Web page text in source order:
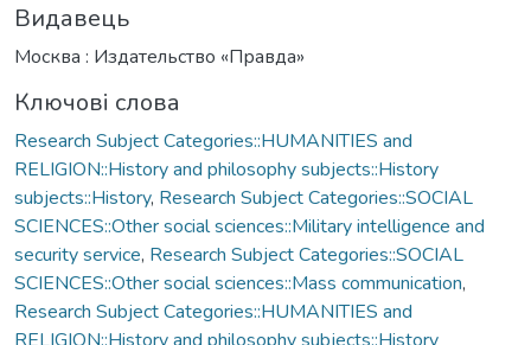
Видавець
Москва : Издательство «Правда»
Ключові слова
Research Subject Categories::HUMANITIES and
RELIGION::History and philosophy subjects::History
subjects::History, Research Subject Categories::SOCIAL
SCIENCES::Other social sciences::Military intelligence and
security service, Research Subject Categories::SOCIAL
SCIENCES::Other social sciences::Mass communication,
Research Subject Categories::HUMANITIES and